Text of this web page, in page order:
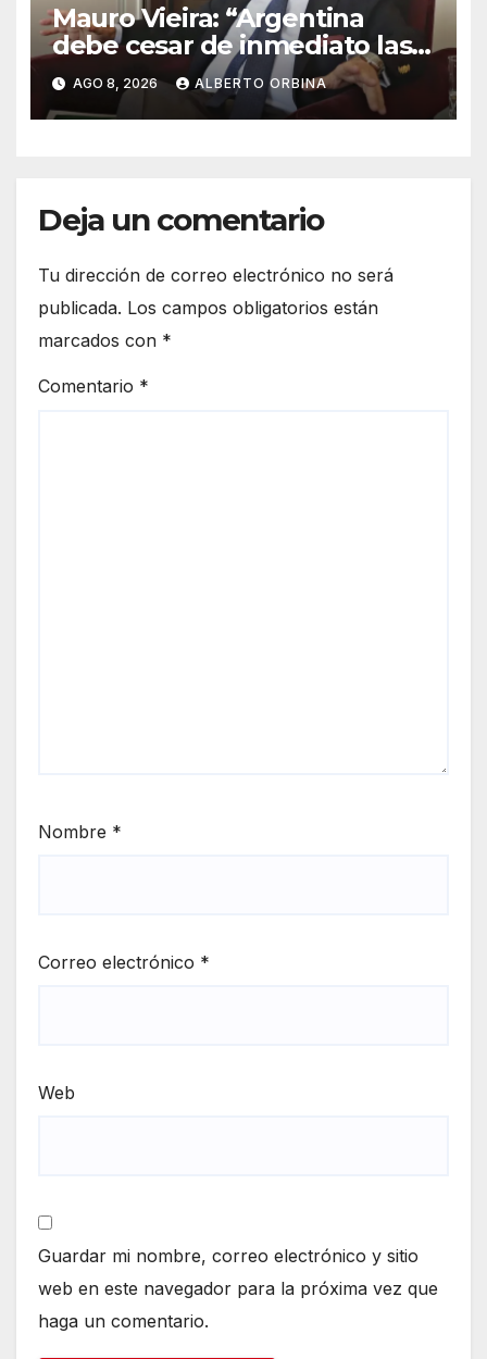
Mauro Vieira: “Argentina
debe cesar de inmediato las
agresiones para volver al
camino de la normalidad en
la relación”
AGO 8, 2026 ALBERTO ORBINA
Deja un comentario
Tu dirección de correo electrónico no será
publicada. Los campos obligatorios están
marcados con *
Comentario *
Nombre *
Correo electrónico *
Web
Guardar mi nombre, correo electrónico y sitio
web en este navegador para la próxima vez que
haga un comentario.